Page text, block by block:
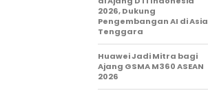
2026, Dukung
Pengembangan AI di Asia
Tenggara
Huawei Jadi Mitra bagi
Ajang GSMA M360 ASEAN
2026